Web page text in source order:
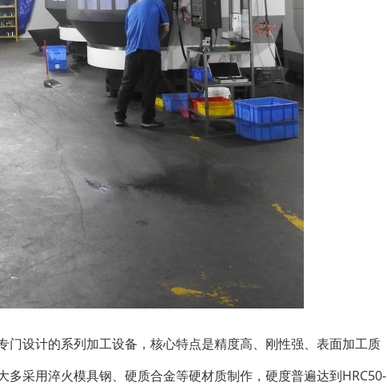
设计的系列加工设备，核心特点是精度高、刚性强、表面加工质
采用淬火模具钢、硬质合金等硬材质制作，硬度普遍达到HRC50-